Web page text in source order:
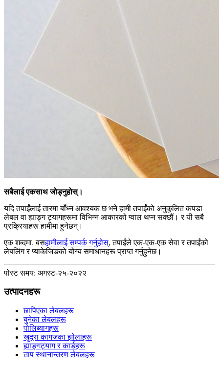
सबैलाई एकसाथ जोड्नुहोस्।
यदि तपाईंलाई तारमा बाँध्न आवश्यक छ भने हामी तपाईंको अनुकूलित कपडा
लेबल वा ह्याङ्ग ट्यागहरूमा विभिन्न आकारको प्वाल थप्न सक्छौं। र यी सबै
प्रक्रियाहरू हामीमा हुनेछन्।
एक शब्दमा, बसहामीलाई सम्पर्क गर्नुहोस्, तपाईंले एक-एक-एक सेवा र तपाईंको
लेबलिंग र प्याकेजिङको योग्य समाधानहरू प्राप्त गर्नुहुनेछ।
पोस्ट समय: अगस्ट-२५-२०२२
उत्पादनहरू
छापिएका लेबलहरू
बुनेका लेबलहरू
पोलिब्यागहरू
खुद्रा कागजका झोलाहरू
ह्याङ्गट्याग र कार्डहरू
ताप स्थानान्तरण लेबलहरू